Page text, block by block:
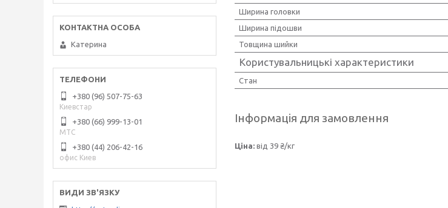
Ширина головки
Ширина підошви
Товщина шийки
Користувальницькі характеристики
Стан
Інформація для замовлення
Ціна: від 39 ₴/кг
Катерина
+380 (96) 507-75-63
Киевстар
+380 (66) 999-13-01
МТС
+380 (44) 206-42-16
офис Киев